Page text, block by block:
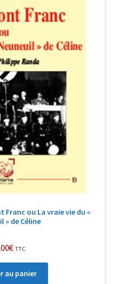
et cookies
Franc ou La vraie vie du «
» de Céline
€ TTC
au panier